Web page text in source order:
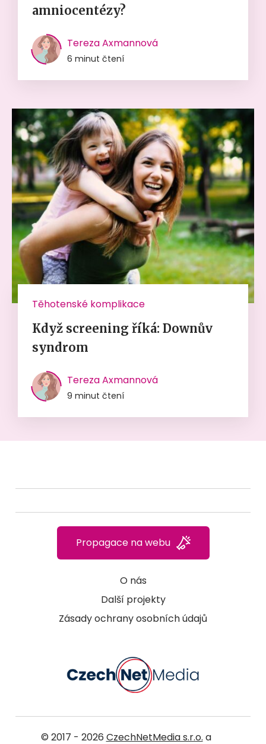
amniocentézy?
Tereza Axmannová
6 minut čtení
Těhotenské komplikace
Když screening říká: Downův
syndrom
Tereza Axmannová
9 minut čtení
O nás
Další projekty
Zásady ochrany osobních údajů
Propagace na webu
© 2017 - 2026 CzechNetMedia s.r.o. a